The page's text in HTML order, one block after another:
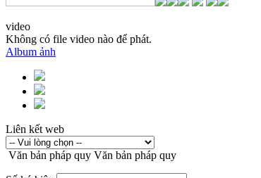
video
Không có file video nào để phát.
Album ảnh
Liên kết web
Văn bản pháp quy Văn bản pháp quy